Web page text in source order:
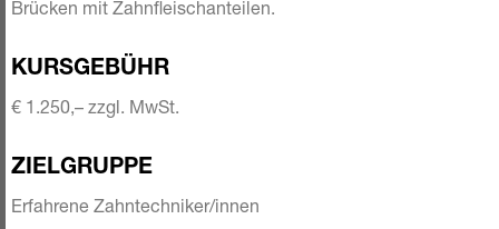
Brücken mit ­Zahnfleischanteilen.
KURSGEBÜHR
€ 1.250,– zzgl. MwSt.
ZIELGRUPPE
Erfahrene Zahntechniker/innen